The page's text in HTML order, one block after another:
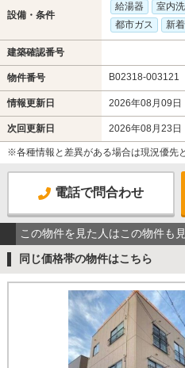
設備・条件
給湯器 室内
都市ガス
新
建築確認番号
物件番号 B02318-003121
情報更新日 2026年08月09日
次回更新日 2026年08月23日
※各種情報と差異がある場合は現況優先
電話で問合わせ
この物件を見た人はこの物件も
同じ価格帯の物件はこちら